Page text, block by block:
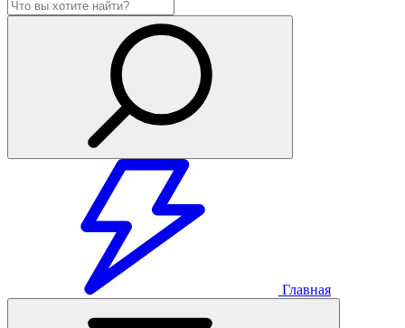
Главная